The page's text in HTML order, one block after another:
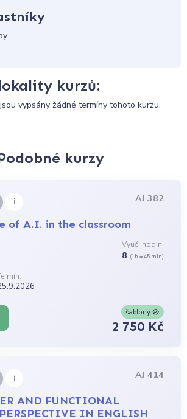
kurzů:
vypsány žádné termíny tohoto kurzu.
kurzy
i AJ 382
of A.I. in the classroom
Vyuč. hodin:
8 (1h = 45 min)
šablony
2 750 Kč
i AJ 414
AND FUNCTIONAL
IN ENGLISH